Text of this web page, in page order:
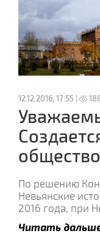
12.12.2016, 17:55 |
По решению
Невьянские
2016 года, при
Читать